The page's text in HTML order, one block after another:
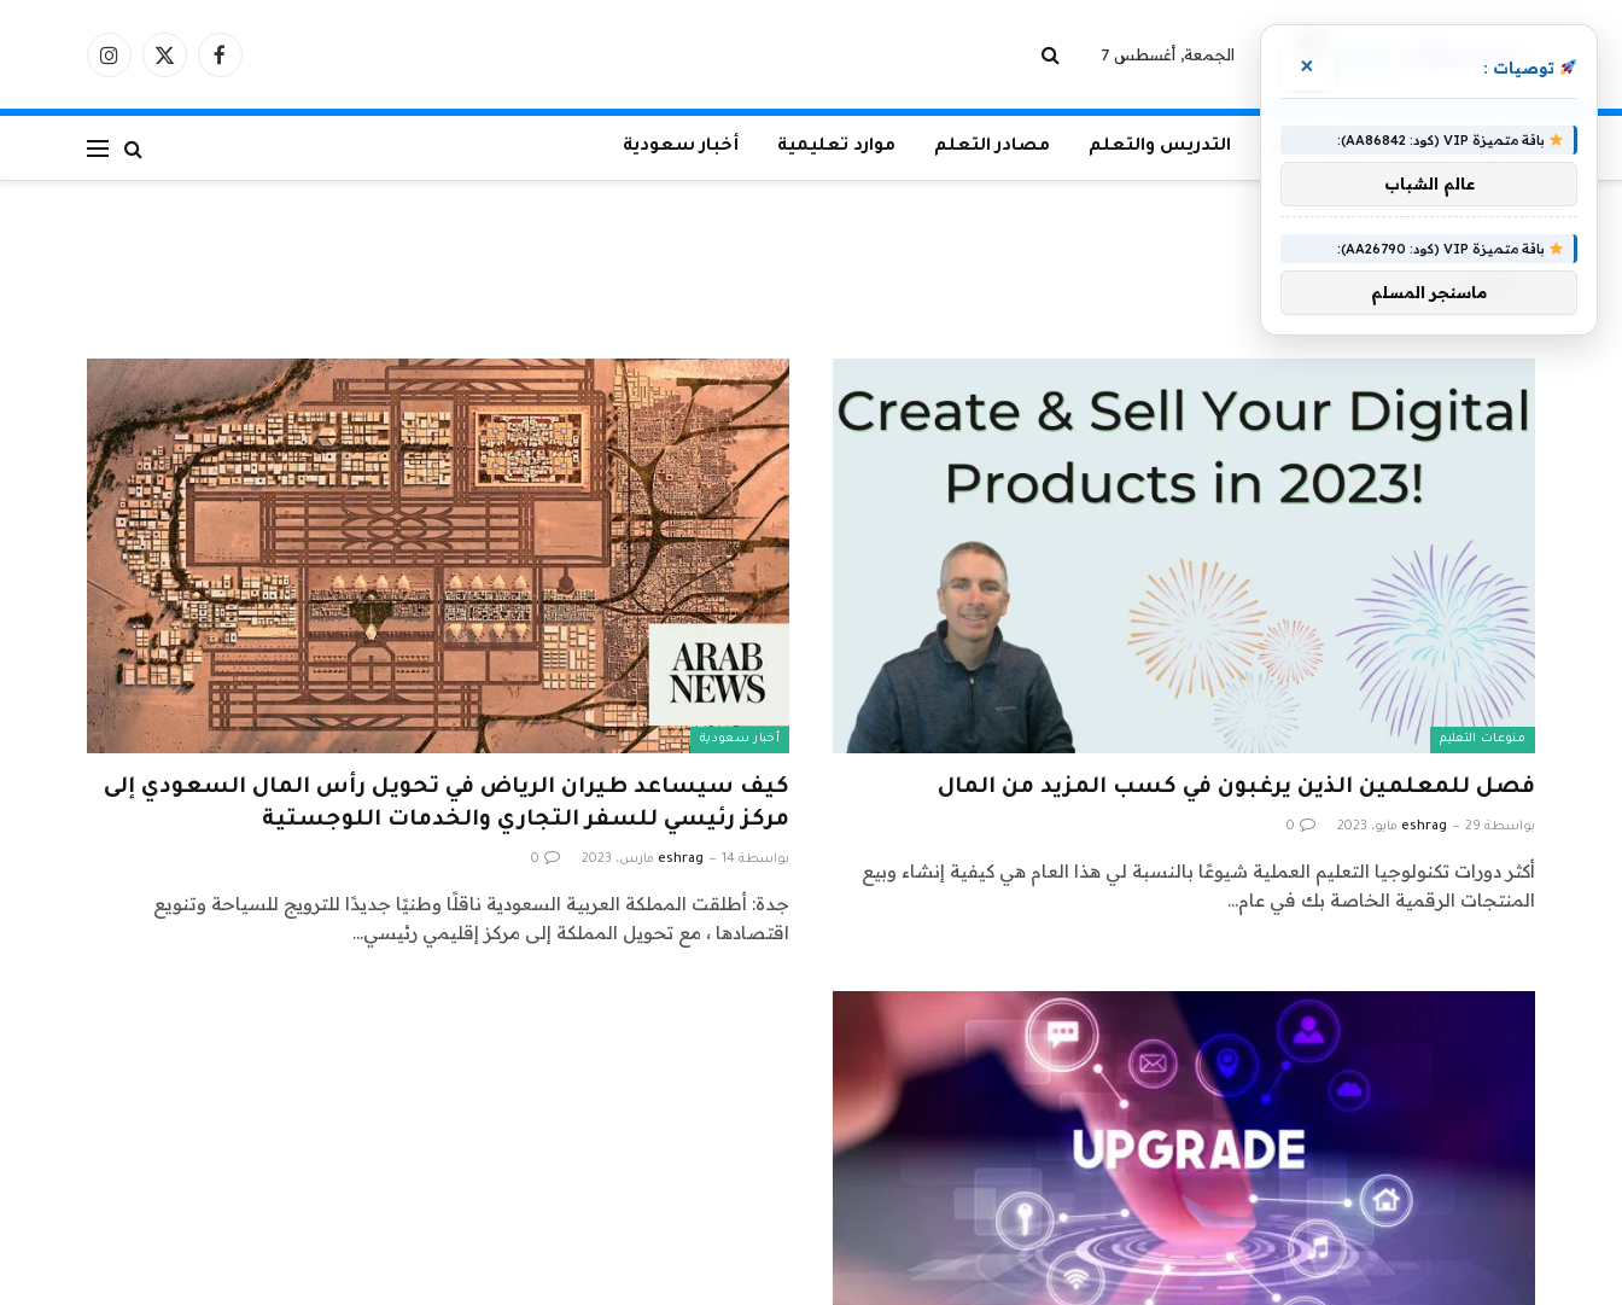
الجمعة, أغسطس 7 فيسبوكX
الانستغرام
الرئيسية منوعات التعليم التدريس والتعلم مصادر التعلم موارد تعليمية أخبار سعودية
الرئيسية»المال
المال
منوعات التعليم
فصل للمعلمين الذين يرغبون في كسب المزيد من المال
بواسطة eshrag 29 مايو، 2023 0
أكثر دورات تكنولوجيا التعليم العملية شيوعًا بالنسبة لي هذا العام هي كيفية إنشاء وبيع
المنتجات الرقمية الخاصة بك في عام…
أخبار سعودية
كيف سيساعد طيران الرياض في تحويل رأس المال السعودي إلى
مركز رئيسي للسفر التجاري والخدمات اللوجستية
بواسطة eshrag 14 مارس، 2023 0
جدة: أطلقت المملكة العربية السعودية ناقلًا وطنيًا جديدًا للترويج للسياحة وتنويع
اقتصادها ، مع تحويل المملكة إلى مركز إقليمي رئيسي…
توصيات : ×
باقة متميزة VIP (كود: AA86842):
عالم الشباب
باقة متميزة VIP (كود: AA26790):
ماسنجر المسلم